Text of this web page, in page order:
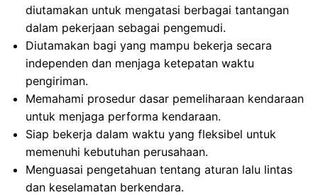
diutamakan untuk mengatasi berbagai tantangan
dalam pekerjaan sebagai pengemudi.
Diutamakan bagi yang mampu bekerja secara
independen dan menjaga ketepatan waktu
pengiriman.
Memahami prosedur dasar pemeliharaan kendaraan
untuk menjaga performa kendaraan.
Siap bekerja dalam waktu yang fleksibel untuk
memenuhi kebutuhan perusahaan.
Menguasai pengetahuan tentang aturan lalu lintas
dan keselamatan berkendara.